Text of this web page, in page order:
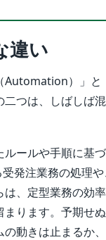
違い
Automation）」
つは、しばしば
ールや手順に基
発注業務の処理
、定型業務の効
ります。予期せ
動きは止まるか